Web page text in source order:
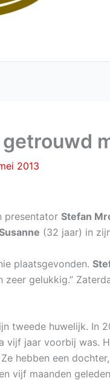
2013
presentator Stefan
(32 jaar) in
plaatsgevonden.
zeer gelukkig.”
tweede huwelijk. In
vijf jaar voorbij was.
hebben een
vijf maanden